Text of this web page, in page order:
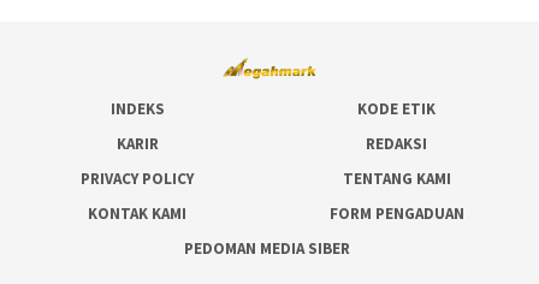
INDEKS
KODE ETIK
KARIR
REDAKSI
PRIVACY POLICY
TENTANG KAMI
KONTAK KAMI
FORM PENGADUAN
PEDOMAN MEDIA SIBER